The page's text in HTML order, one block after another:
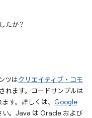
たか？
ツはクリエイティブ・コモ
れます。コードサンプルは
す。詳しくは、 Google
い。Java は Oracle および